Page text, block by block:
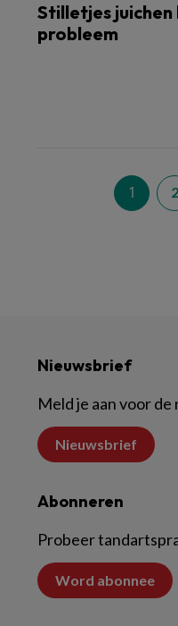
Stilletjes juichen
probleem
1 2
Nieuwsbrief
Meld je aan voor
Nieuwsbrief
Abonneren
Probeer
Word abonnee